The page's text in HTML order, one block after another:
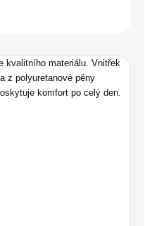
kvalitního materiálu. Vnitřek
z polyuretanové pěny
komfort po celý den.